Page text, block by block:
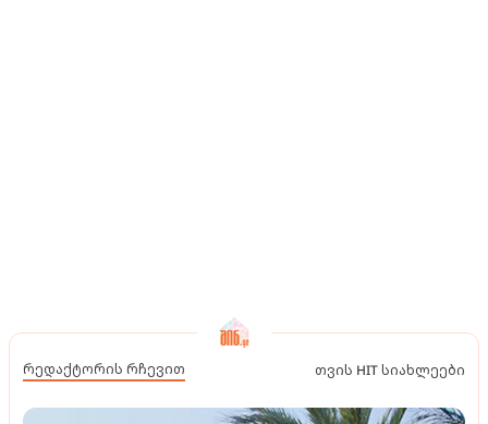
რედაქტორის რჩევით თვის HIT სიახლეები